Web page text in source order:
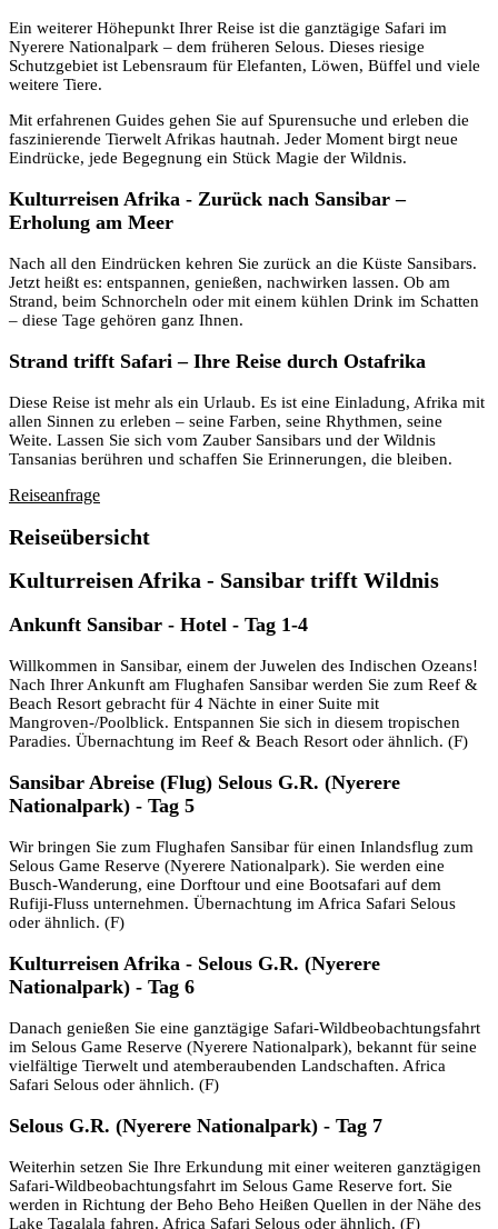
Ein weiterer Höhepunkt Ihrer Reise ist die ganztägige Safari im
Nyerere Nationalpark – dem früheren Selous. Dieses riesige
Schutzgebiet ist Lebensraum für Elefanten, Löwen, Büffel und viele
weitere Tiere.
Mit erfahrenen Guides gehen Sie auf Spurensuche und erleben die
faszinierende Tierwelt Afrikas hautnah. Jeder Moment birgt neue
Eindrücke, jede Begegnung ein Stück Magie der Wildnis.
Kulturreisen Afrika - Zurück nach Sansibar –
Erholung am Meer
Nach all den Eindrücken kehren Sie zurück an die Küste Sansibars.
Jetzt heißt es: entspannen, genießen, nachwirken lassen. Ob am
Strand, beim Schnorcheln oder mit einem kühlen Drink im Schatten
– diese Tage gehören ganz Ihnen.
Strand trifft Safari – Ihre Reise durch Ostafrika
Diese Reise ist mehr als ein Urlaub. Es ist eine Einladung, Afrika mit
allen Sinnen zu erleben – seine Farben, seine Rhythmen, seine
Weite. Lassen Sie sich vom Zauber Sansibars und der Wildnis
Tansanias berühren und schaffen Sie Erinnerungen, die bleiben.
Reiseanfrage
Reiseübersicht
Kulturreisen Afrika - Sansibar trifft Wildnis
Ankunft Sansibar - Hotel - Tag 1-4
Willkommen in Sansibar, einem der Juwelen des Indischen Ozeans!
Nach Ihrer Ankunft am Flughafen Sansibar werden Sie zum Reef &
Beach Resort gebracht für 4 Nächte in einer Suite mit
Mangroven-/Poolblick. Entspannen Sie sich in diesem tropischen
Paradies. Übernachtung im Reef & Beach Resort oder ähnlich. (F)
Sansibar Abreise (Flug) Selous G.R. (Nyerere
Nationalpark) - Tag 5
Wir bringen Sie zum Flughafen Sansibar für einen Inlandsflug zum
Selous Game Reserve (Nyerere Nationalpark). Sie werden eine
Busch-Wanderung, eine Dorftour und eine Bootsafari auf dem
Rufiji-Fluss unternehmen. Übernachtung im Africa Safari Selous
oder ähnlich. (F)
Kulturreisen Afrika - Selous G.R. (Nyerere
Nationalpark) - Tag 6
Danach genießen Sie eine ganztägige Safari-Wildbeobachtungsfahrt
im Selous Game Reserve (Nyerere Nationalpark), bekannt für seine
vielfältige Tierwelt und atemberaubenden Landschaften. Africa
Safari Selous oder ähnlich. (F)
Selous G.R. (Nyerere Nationalpark) - Tag 7
Weiterhin setzen Sie Ihre Erkundung mit einer weiteren ganztägigen
Safari-Wildbeobachtungsfahrt im Selous Game Reserve fort. Sie
werden in Richtung der Beho Beho Heißen Quellen in der Nähe des
Lake Tagalala fahren. Africa Safari Selous oder ähnlich. (F)